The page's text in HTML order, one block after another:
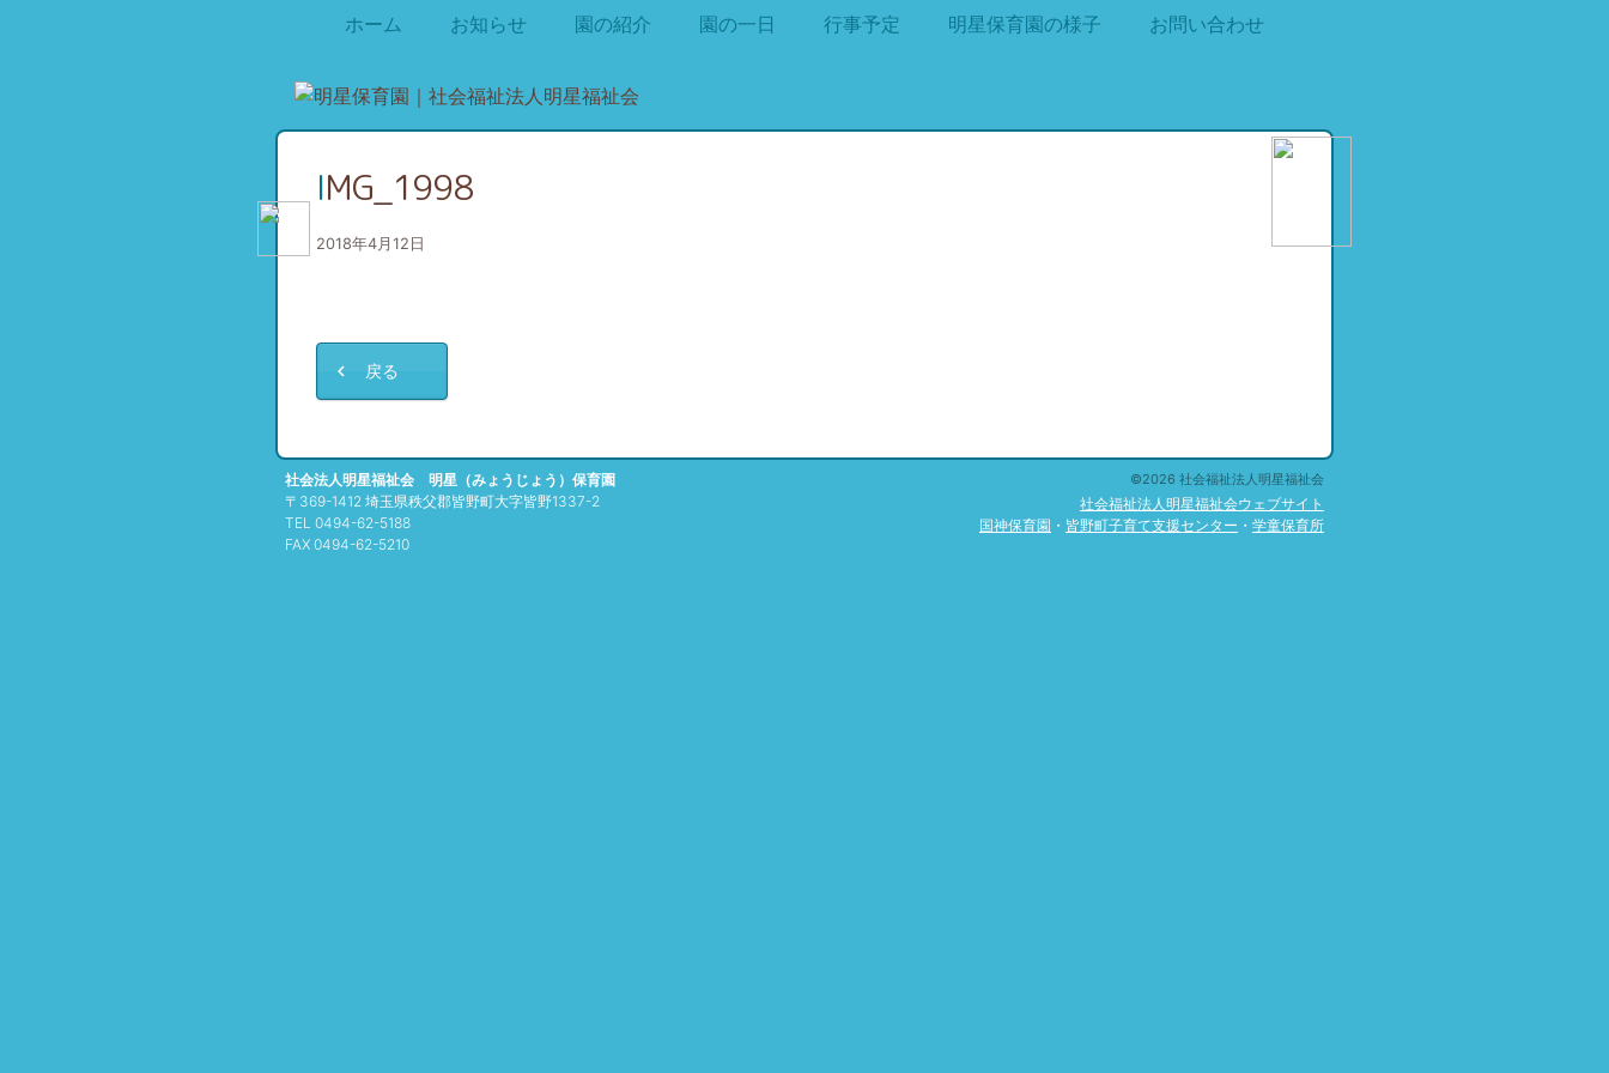
ホーム お知らせ 園の紹介 園の一日 行事予定 明星保育園の様子 お問い合わせ
IMG_1998
2018年4月12日
戻る
社会法人明星福祉会 明星（みょうじょう）保育園
〒369-1412 埼玉県秩父郡皆野町大字皆野1337-2
TEL 0494-62-5188
FAX 0494-62-5210
©2026 社会福祉法人明星福祉会
社会福祉法人明星福祉会ウェブサイト
国神保育園 ・ 皆野町子育て支援センター ・ 学童保育所